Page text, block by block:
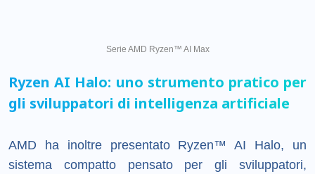
Serie AMD Ryzen™ AI Max
Ryzen AI Halo: uno strumento pratico per
gli sviluppatori di intelligenza artificiale
AMD ha inoltre presentato Ryzen™ AI Halo, un
sistema compatto pensato per gli sviluppatori,